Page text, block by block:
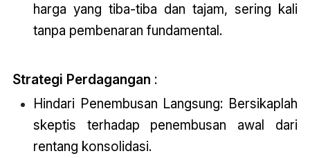
harga yang tiba-tiba dan tajam, sering kali
tanpa pembenaran fundamental.
Strategi Perdagangan :
Hindari Penembusan Langsung: Bersikaplah
skeptis terhadap penembusan awal dari
rentang konsolidasi.